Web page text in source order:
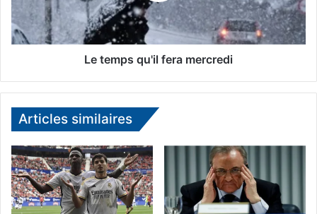
i
m
e
o
l
d
-
u
p
s
q
u
r
a
m
e
r
c
Le temps qu'il fera mercredi
Articles similaires